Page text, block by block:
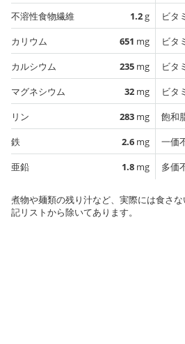
不溶性食物繊維
1.2g
カリウム
651 mg
カルシウム
235 mg
マグネシウム
32 mg
リン
283 mg
鉄
2.6 mg
亜鉛
1.8 mg
ビタ
ビタ
ビタ
ビタ
飽和
一価
多価
煮物や麺類の残り汁など、実際には食さ
記リストから除いてあります。